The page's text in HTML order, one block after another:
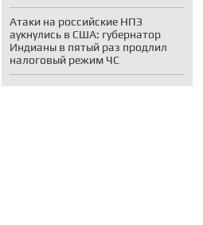
Атаки на российские НПЗ
аукнулись в США: губернатор
Индианы в пятый раз продлил
налоговый режим ЧС